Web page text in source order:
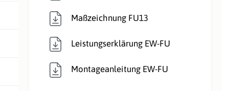
Maßzeichnung FU13
Leistungserklärung EW-FU
Montageanleitung EW-FU